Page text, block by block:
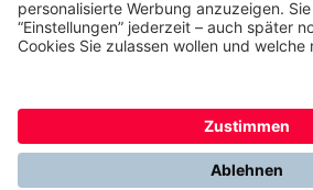
IMPRESSUM